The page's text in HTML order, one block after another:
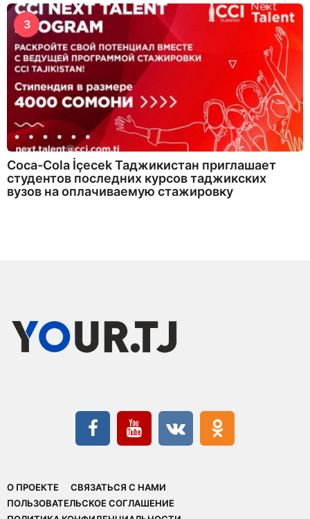
3
Coca-Cola İçecek Таджикистан приглашает
студентов последних курсов таджикских
вузов на оплачиваемую стажировку
О ПРОЕКТЕ
СВЯЗАТЬСЯ С НАМИ
ПОЛЬЗОВАТЕЛЬСКОЕ СОГЛАШЕНИЕ